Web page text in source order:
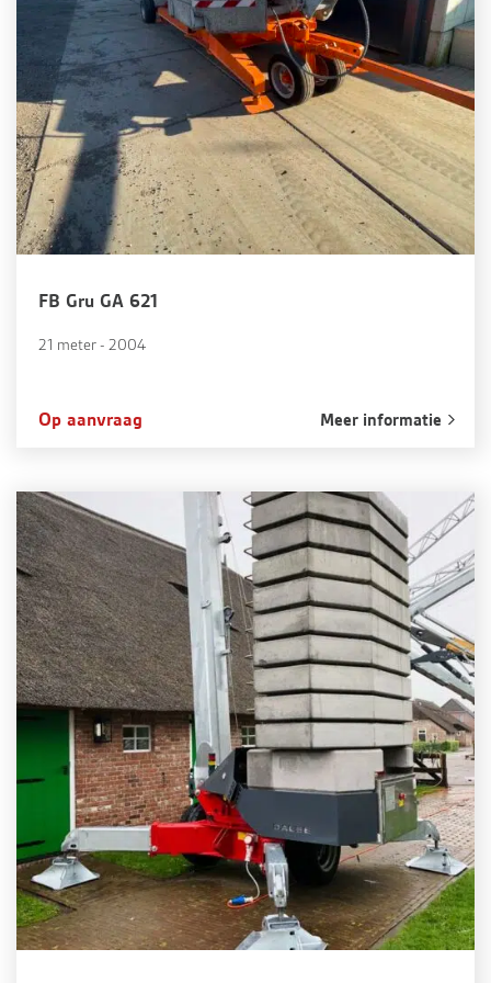
FB Gru GA 621
21 meter - 2004
Op aanvraag Meer informatie